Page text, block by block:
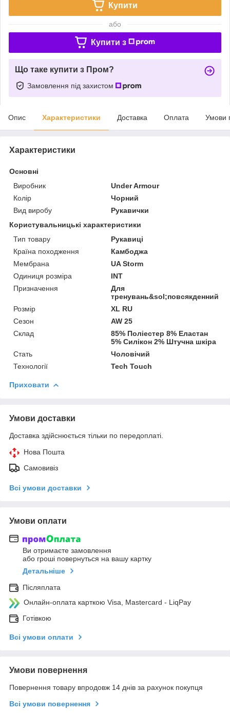
Купити
або
Купити з
Що таке купити з Пром?
Замовлення під захистом
Опис Характеристики Доставка Оплата Умови
Характеристики
Основні
Виробник
Under Armour
Колір
Чорний
Вид виробу
Рукавички
Користувальницькі характеристики
Тип товару
Рукавиці
Країна походження
Камбоджа
Мембрана
UA Storm
Одиниця розміра
INT
Призначення
Для
тренувань&sol;повсякденний
Розмір
XL RU
Сезон
AW 25
Склад
85% Поліестер 8% Еластан
5% Силікон 2% Штучна шкіра
Стать
Чоловічий
Технології
Tech Touch
Приховати
Умови доставки
Доставка здійснюється тільки по передоплаті.
Нова Пошта
Самовивіз
Всі умови доставки
Умови оплати
Ви отримаєте замовлення
або гроші повернуться на вашу картку
Детальніше
Післяплата
Онлайн-оплата карткою Visa, Mastercard - LiqPay
Готівкою
Всі умови оплати
Умови повернення
Повернення товару впродовж 14 днів за рахунок покупця
Всі умови повернення